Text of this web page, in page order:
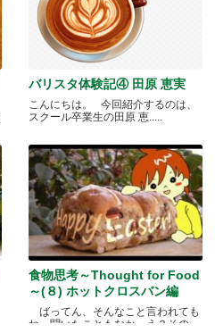
バリスタ体験記④ 田原 恵実
こんにちは。 今回紹介するのは、
スクール卒業生の田原 恵.....
食物思考～Thought for Food
～(８) ホットクロスバン編
ばってん、そんなこと言われても
ね、聞いたこともなか。え？その